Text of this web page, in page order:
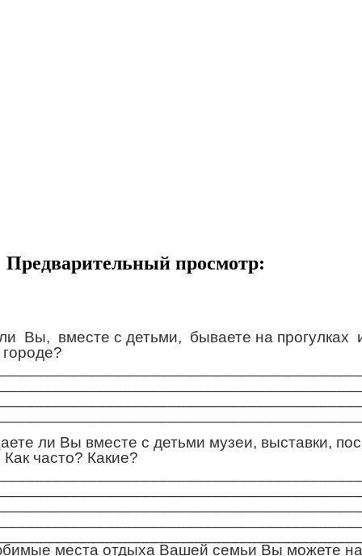
Предварительный просмотр:
Вы, вместе с детьми, бываете на прогулках
ли Вы вместе с детьми музеи, выставки,
часто? Какие?
места отдыха Вашей семьи Вы можете